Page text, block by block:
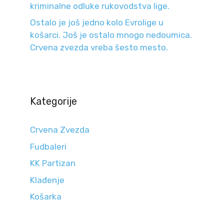
kriminalne odluke rukovodstva lige.
Ostalo je još jedno kolo Evrolige u
košarci. Još je ostalo mnogo nedoumica.
Crvena zvezda vreba šesto mesto.
Kategorije
Crvena Zvezda
Fudbaleri
KK Partizan
Klađenje
Košarka